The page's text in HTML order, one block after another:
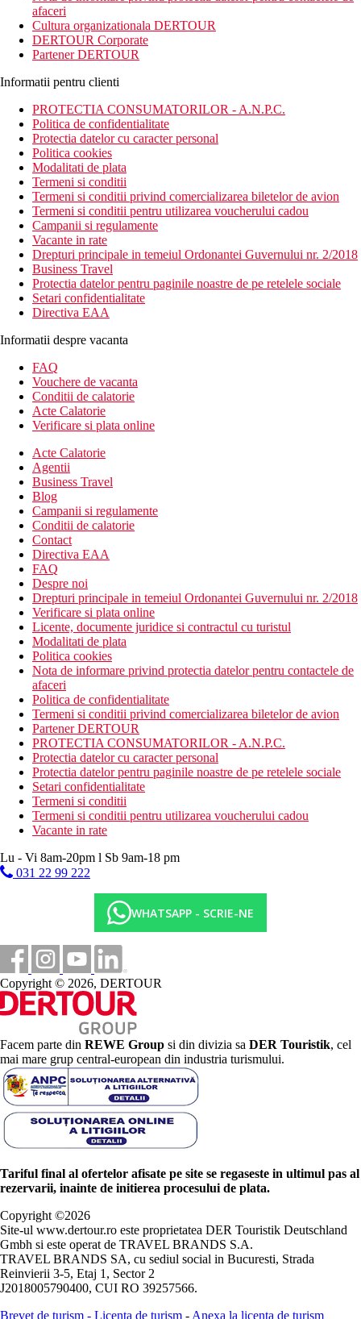
afaceri
Cultura organizationala DERTOUR
DERTOUR Corporate
Partener DERTOUR
Informatii pentru clienti
PROTECTIA CONSUMATORILOR - A.N.P.C.
Politica de confidentialitate
Protectia datelor cu caracter personal
Politica cookies
Modalitati de plata
Termeni si conditii
Termeni si conditii privind comercializarea biletelor de avion
Termeni si conditii pentru utilizarea voucherului cadou
Campanii si regulamente
Vacante in rate
Drepturi principale in temeiul Ordonantei Guvernului nr. 2/2018
Business Travel
Protectia datelor pentru paginile noastre de pe retelele sociale
Setari confidentialitate
Directiva EAA
Informatii despre vacanta
FAQ
Vouchere de vacanta
Conditii de calatorie
Acte Calatorie
Verificare si plata online
Acte Calatorie
Agentii
Business Travel
Blog
Campanii si regulamente
Conditii de calatorie
Contact
Directiva EAA
FAQ
Despre noi
Drepturi principale in temeiul Ordonantei Guvernului nr. 2/2018
Verificare si plata online
Licente, documente juridice si contractul cu turistul
Modalitati de plata
Politica cookies
Nota de informare privind protectia datelor pentru contactele de
afaceri
Politica de confidentialitate
Termeni si conditii privind comercializarea biletelor de avion
Partener DERTOUR
PROTECTIA CONSUMATORILOR - A.N.P.C.
Protectia datelor cu caracter personal
Protectia datelor pentru paginile noastre de pe retelele sociale
Setari confidentialitate
Termeni si conditii
Termeni si conditii pentru utilizarea voucherului cadou
Vacante in rate
Lu - Vi 8am-20pm l Sb 9am-18 pm
031 22 99 222
WHATSAPP - SCRIE-NE
Copyright © 2026, DERTOUR
Facem parte din REWE Group si din divizia sa DER Touristik, cel
mai mare grup central-european din industria turismului.
Tariful final al ofertelor afisate pe site se regaseste in ultimul pas al
rezervarii, inainte de initierea procesului de plata.
Copyright ©2026
Site-ul www.dertour.ro este proprietatea DER Touristik Deutschland
Gmbh si este operat de TRAVEL BRANDS S.A.
TRAVEL BRANDS SA, cu sediul social in Bucuresti, Strada
Reinvierii 3-5, Etaj 1, Sector 2
J2018005790400, CUI RO 39257566.
Brevet de turism - Licenta de turism - Anexa la licenta de turism